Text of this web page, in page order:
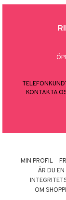
KONTAKTA
MIN PROFIL
ÄR DU
OM